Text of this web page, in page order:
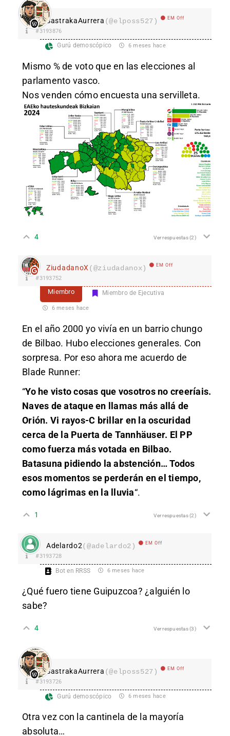
SastrakaAurrera (@elposs527) EM Off
#3193876
Gurú demoscópico 6 meses hace
Mismo % de voto que en las elecciones al
parlamento vasco.
Nos venden cómo encuesta una servilleta.
4 Ver respuestas(2)
ZiudadanoX (@ziudadanox) EM Off
#3193752
Miembro Miembro de Ejecutiva
6 meses hace
En el año 2000 yo vivía en un barrio chungo
de Bilbao. Hubo elecciones generales. Con
sorpresa. Por eso ahora me acuerdo de
Blade Runner:
“Yo he visto cosas que vosotros no creeríais.
Naves de ataque en llamas más allá de
Orión. Vi rayos-C brillar en la oscuridad
cerca de la Puerta de Tannhäuser. El PP
como fuerza más votada en Bilbao.
Batasuna pidiendo la abstención… Todos
esos momentos se perderán en el tiempo,
como lágrimas en la lluvia“.
1 Ver respuestas(2)
Adelardo2(@adelardo2) EM Off
#3193728
Bot en RRSS 6 meses hace
¿Qué fuero tiene Guipuzcoa? ¿alguién lo
sabe?
4 Ver respuestas(3)
SastrakaAurrera (@elposs527) EM Off
#3193726
Gurú demoscópico 6 meses hace
Otra vez con la cantinela de la mayoría
absoluta…